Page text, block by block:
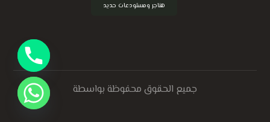
هناجر ومستودعات حديد
جميع الحقوق محفوظة بواسطة